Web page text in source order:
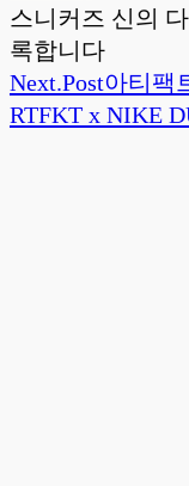
스니커즈 신의
록합니다
Next.Post아티팩
RTFKT x NIKE